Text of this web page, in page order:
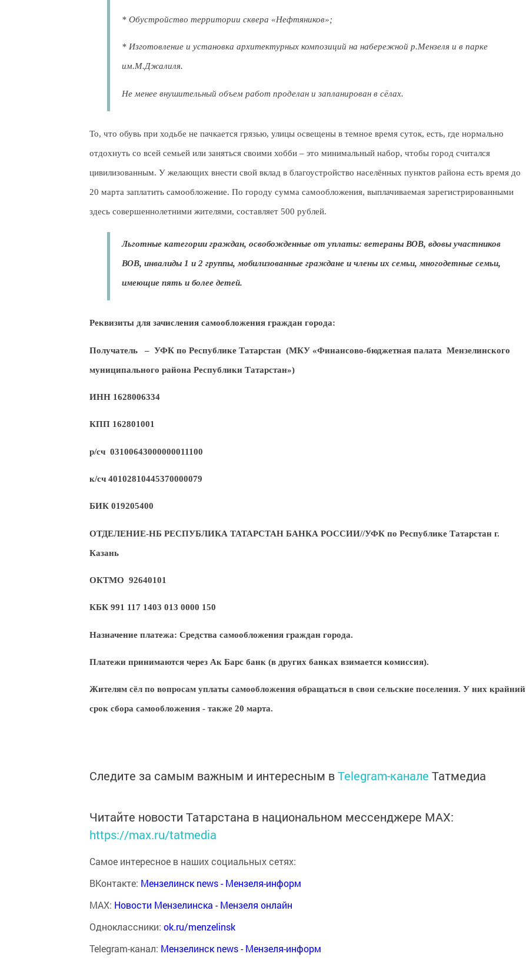
* Обустройство территории сквера «Нефтяников»;
* Изготовление и установка архитектурных композиций на набережной р.Мензеля и в парке
им.М.Джалиля.
Не менее внушительный объем работ проделан и запланирован в сёлах.
То, что обувь при ходьбе не пачкается грязью, улицы освещены в темное время суток, есть, где нормально
отдохнуть со всей семьей или заняться своими хобби – это минимальный набор, чтобы город считался
цивилизованным. У желающих внести свой вклад в благоустройство населённых пунктов района есть время до
20 марта заплатить самообложение. По городу сумма самообложения, выплачиваемая зарегистрированными
здесь совершеннолетними жителями, составляет 500 рублей.
Льготные категории граждан, освобожденные от уплаты: ветераны ВОВ, вдовы участников
ВОВ, инвалиды 1 и 2 группы, мобилизованные граждане и члены их семьи, многодетные семьи,
имеющие пять и более детей.
Реквизиты для зачисления самообложения граждан города:
Получатель – УФК по Республике Татарстан (МКУ «Финансово-бюджетная палата Мензелинского
муниципального района Республики Татарстан»)
ИНН 1628006334
КПП 162801001
р/сч 03100643000000011100
к/сч 40102810445370000079
БИК 019205400
ОТДЕЛЕНИЕ-НБ РЕСПУБЛИКА ТАТАРСТАН БАНКА РОССИИ//УФК по Республике Татарстан г.
Казань
ОКТМО 92640101
КБК 991 117 1403 013 0000 150
Назначение платежа: Средства самообложения граждан города.
Платежи принимаются через Ак Барс банк (в других банках взимается комиссия).
Жителям сёл по вопросам уплаты самообложения обращаться в свои сельские поселения. У них крайний
срок сбора самообложения - также 20 марта.
Следите за самым важным и интересным вTelegram-канале Татмедиа
Читайте новости Татарстана в национальном мессенджере MАХ:
https://max.ru/tatmedia
Самое интересное в наших социальных сетях:
ВКонтакте: Мензелинск news - Мензеля-информ
MAX: Новости Мензелинска - Мензеля онлайн
Одноклассники: ok.ru/menzelinsk
Telegram-канал: Мензелинск news - Мензеля-информ